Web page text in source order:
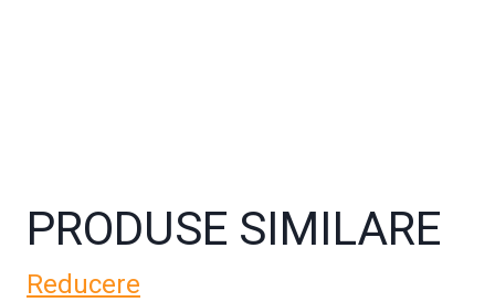
PRODUSE SIMILARE
Reducere